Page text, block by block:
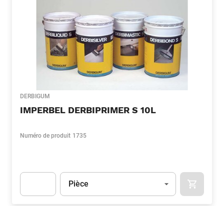
DERBIGUM
IMPERBEL DERBIPRIMER S 10L
Numéro de produit 1735
Unité
Pièce